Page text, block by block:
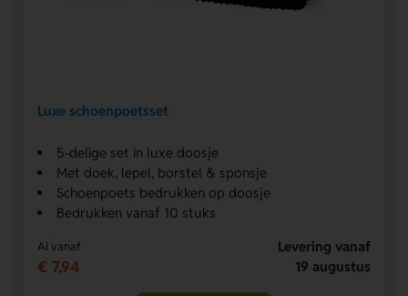
Luxe schoenpoetsset
5-delige set in luxe doosje
Met doek, lepel, borstel & sponsje
Schoenpoets bedrukken op doosje
Bedrukken vanaf 10 stuks
Al vanaf
€ 7,94
Levering vanaf
19 augustus